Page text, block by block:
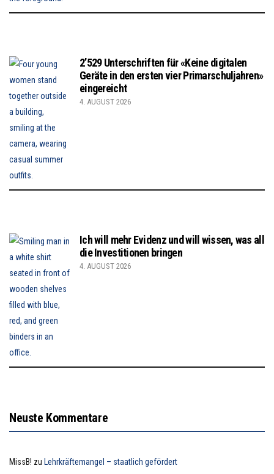
2’529 Unterschriften für «Keine digitalen
Geräte in den ersten vier Primarschuljahren»
eingereicht
4. AUGUST 2026
Ich will mehr Evidenz und will wissen, was all
die Investitionen bringen
4. AUGUST 2026
Neuste Kommentare
MissB! zu Lehrkräftemangel – staatlich gefördert